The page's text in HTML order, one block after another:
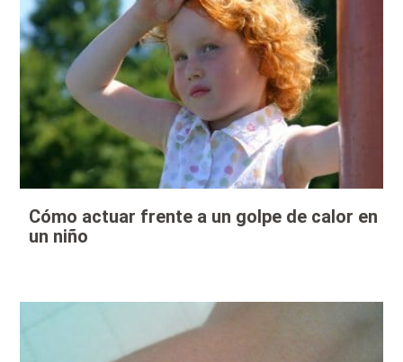
Cómo actuar frente a un golpe de calor en
un niño